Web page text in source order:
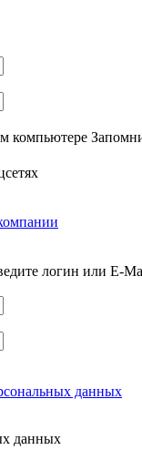
компьютере
логин или E-
данных
данных